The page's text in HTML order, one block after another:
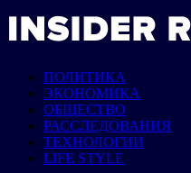
ПОЛИТИКА
ЭКОНОМИКА
ОБЩЕСТВО
РАССЛЕДОВАНИЯ
ТЕХНОЛОГИИ
LIFE STYLE